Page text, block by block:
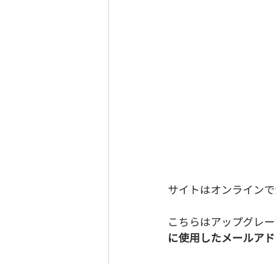
サイトはオンラインで
こちらはアップグレ
に使用したメールア